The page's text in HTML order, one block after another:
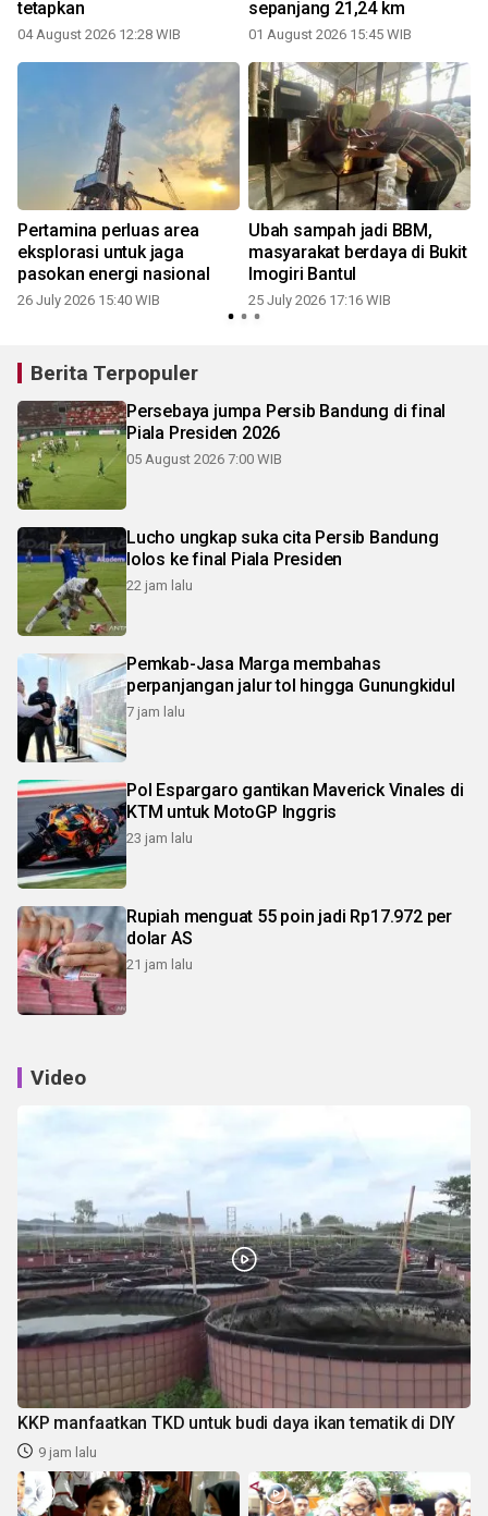
tetapkan
04 August 2026 12:28 WIB
sepanjang 21,24 km
01 August 2026 15:45 WIB
Pertamina perluas area
eksplorasi untuk jaga
pasokan energi nasional
26 July 2026 15:40 WIB
Ubah sampah jadi BBM,
masyarakat berdaya di Bukit
Imogiri Bantul
25 July 2026 17:16 WIB
Berita Terpopuler
Persebaya jumpa Persib Bandung di final
Piala Presiden 2026
05 August 2026 7:00 WIB
Lucho ungkap suka cita Persib Bandung
lolos ke final Piala Presiden
22 jam lalu
Pemkab-Jasa Marga membahas
perpanjangan jalur tol hingga Gunungkidul
7 jam lalu
Pol Espargaro gantikan Maverick Vinales di
KTM untuk MotoGP Inggris
23 jam lalu
Rupiah menguat 55 poin jadi Rp17.972 per
dolar AS
21 jam lalu
Video
KKP manfaatkan TKD untuk budi daya ikan tematik di DIY
9 jam lalu